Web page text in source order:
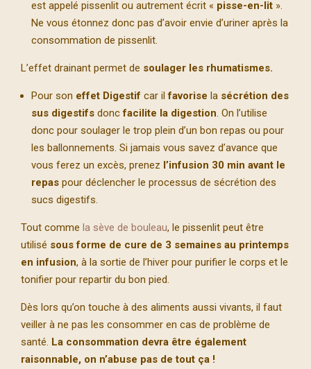
est appelé pissenlit ou autrement écrit « pisse-en-lit ».
Ne vous étonnez donc pas d’avoir envie d’uriner après la
consommation de pissenlit.
L’effet drainant permet de soulager les rhumatismes.
Pour son effet Digestif car ilfavorise la sécrétion des
sus digestifs doncfacilite la digestion. On l’utilise
donc pour soulager le trop plein d’un bon repas ou pour
les ballonnements. Si jamais vous savez d’avance que
vous ferez un excès, prenez l’infusion 30 min avant le
repas pour déclencher le processus de sécrétion des
sucs digestifs.
Tout comme la sève de bouleau, le pissenlit peut être
utilisé sous forme de cure de 3 semaines au printemps
en infusion, à la sortie de l’hiver pour purifier le corps et le
tonifier pour repartir du bon pied.
Dès lors qu’on touche à des aliments aussi vivants, il faut
veiller à ne pas les consommer en cas de problème de
santé. La consommation devra être également
raisonnable, on n’abuse pas de tout ça !